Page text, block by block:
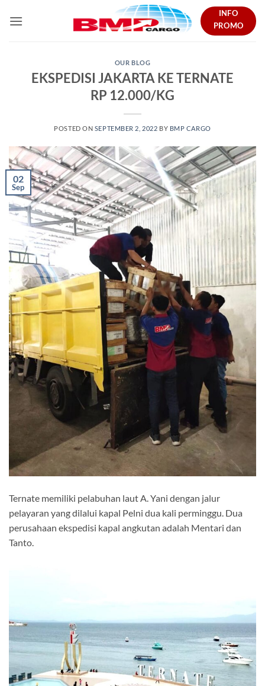
INFO
PROMO
OUR BLOG
EKSPEDISI JAKARTA KE TERNATE
RP 12.000/KG
POSTED ON SEPTEMBER 2, 2022 BY BMP CARGO
02
Sep
Ternate memiliki pelabuhan laut A. Yani dengan jalur
pelayaran yang dilalui kapal Pelni dua kali perminggu. Dua
perusahaan ekspedisi kapal angkutan adalah Mentari dan
Tanto.